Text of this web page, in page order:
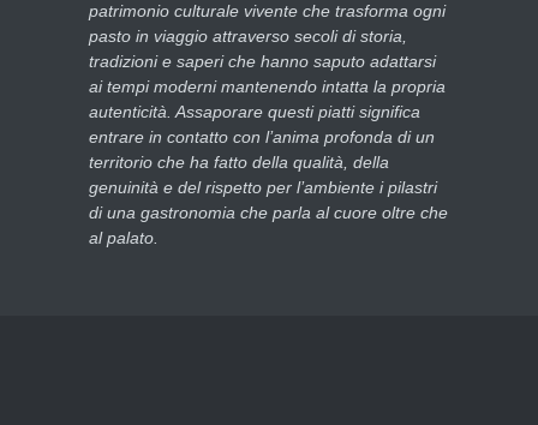
patrimonio culturale vivente che trasforma ogni
pasto in viaggio attraverso secoli di storia,
tradizioni e saperi che hanno saputo adattarsi
ai tempi moderni mantenendo intatta la propria
autenticità. Assaporare questi piatti significa
entrare in contatto con l’anima profonda di un
territorio che ha fatto della qualità, della
genuinità e del rispetto per l’ambiente i pilastri
di una gastronomia che parla al cuore oltre che
al palato.